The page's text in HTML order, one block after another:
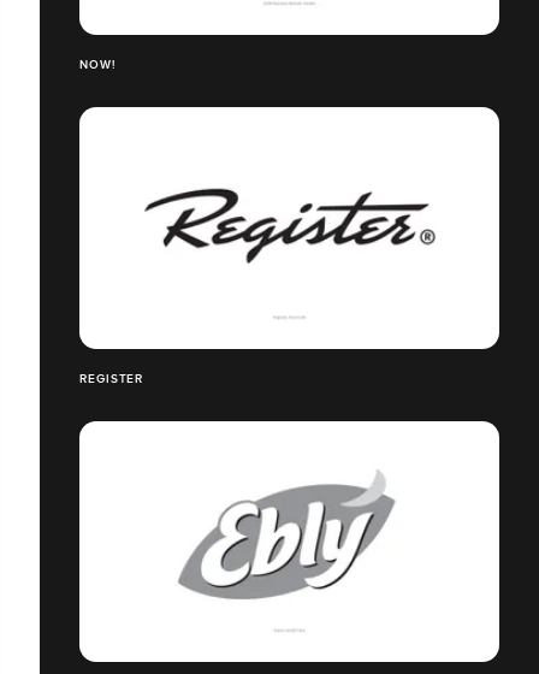
NOW!
REGISTER